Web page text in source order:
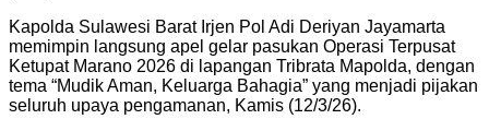
Kapolda Sulawesi Barat Irjen Pol Adi Deriyan Jayamarta
memimpin langsung apel gelar pasukan Operasi Terpusat
Ketupat Marano 2026 di lapangan Tribrata Mapolda, dengan
tema “Mudik Aman, Keluarga Bahagia” yang menjadi pijakan
seluruh upaya pengamanan, Kamis (12/3/26).